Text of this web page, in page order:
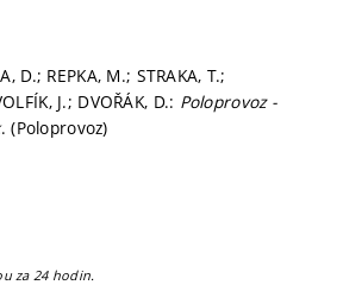
D.; REPKA, M.; STRAKA, T.;
J.; DVOŘÁK, D.: Poloprovoz -
. (Poloprovoz)
za 24 hodin.